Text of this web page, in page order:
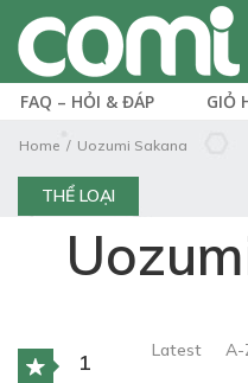
FAQ – HỎI & ĐÁP GIỎ
Home Uozumi Sakana
THỂ LOẠI
1
Latest A-